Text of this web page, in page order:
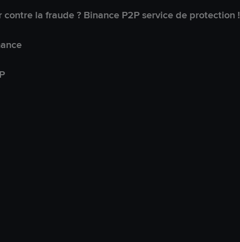
la fraude ? Binance P2P service de protection !